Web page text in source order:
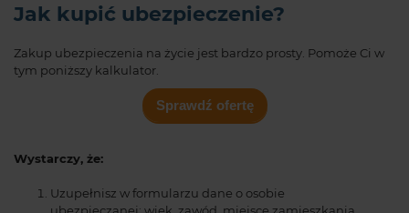
Jak kupić ubezpieczenie?
Zakup ubezpieczenia na życie jest bardzo prosty. Pomoże Ci w
tym poniższy kalkulator.
Sprawdź ofertę
Wystarczy, że:
Uzupełnisz w formularzu dane o osobie